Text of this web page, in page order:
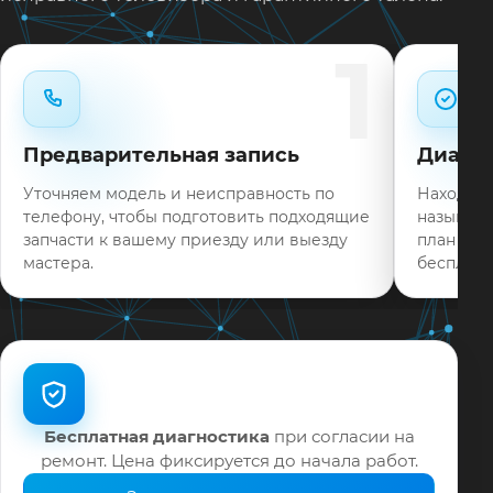
Типовые неисправности при наличии деталей
Нужен ремонт LG 65EG9600 в Краснодаре?
Оставьте заявку или позвоните: укажите
симптомы — подскажем ориентир по сроку и
запишем на диагностику в мастерской или с
выездом на дом.
На выполненные работы выдаём документы и
гарантию до 12 месяцев.
Предварительная запись
Уточняем модель и неисправность по
телефону, чтобы подготовить подходящие
запчасти к вашему приезду или выезду
мастера.
Находим
план
Бесплатная диагностика при согласии на
ремонт. Цена фиксируется до начала работ.